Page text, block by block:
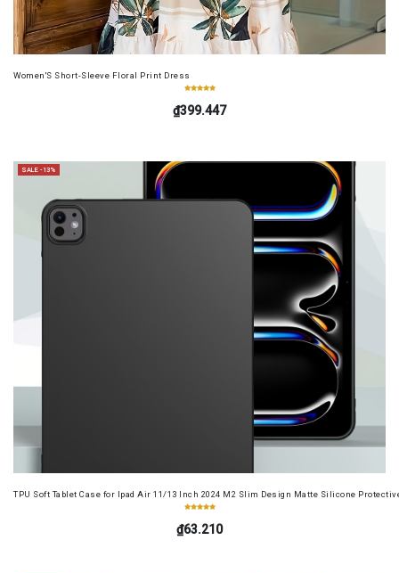
Women'S Short-Sleeve Floral Print Dress
₫399.447
SALE -13%
TPU Soft Tablet Case for Ipad Air 11/13 Inch 2024 M2 Slim Design Matte Silicone
₫63.210